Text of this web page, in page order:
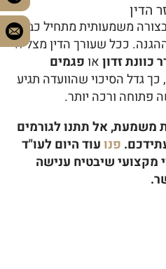
הדין
משמעותית מתחיל כבר
ככל שעורך הדין מצליח
כוונת זדוןאופגמים
גדל הסיכוי שהוועדה תגיע
פתוחה ורכה יותר.
משמעת, אל תתנו לגורמים
פנועוד היום לעו"ד
מקצועי שיבטיח ענישה